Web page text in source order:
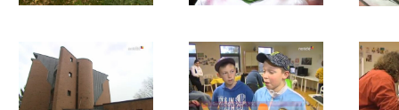
Anniversaire de
PAJA en 2012
Les
Une classe en séjour
au Centre en 2013